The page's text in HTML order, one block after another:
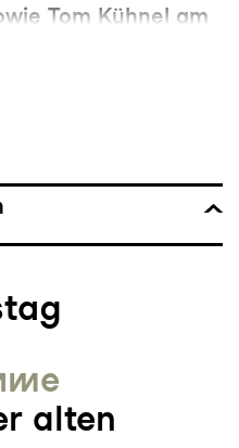
Tom Kühnel am
Stuttgart, am
Neumarkt,
entwarf sie die
Sofja
und Cosí fan tutte.
alten